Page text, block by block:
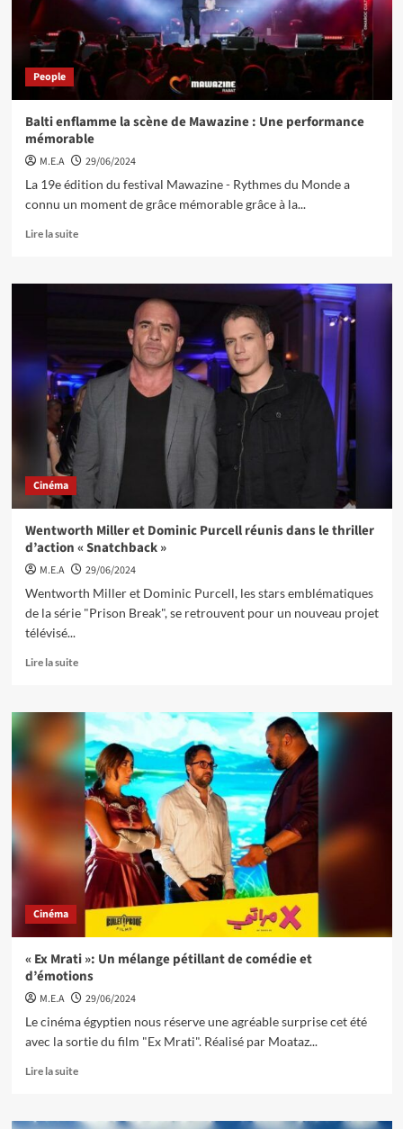
People
Balti enflamme la scène de Mawazine : Une performance
mémorable
M.E.A
29/06/2024
La 19e édition du festival Mawazine - Rythmes du Monde a
connu un moment de grâce mémorable grâce à la...
Lire la suite
Cinéma
Wentworth Miller et Dominic Purcell réunis dans le thriller
d’action « Snatchback »
M.E.A
29/06/2024
Wentworth Miller et Dominic Purcell, les stars emblématiques
de la série "Prison Break", se retrouvent pour un nouveau projet
télévisé...
Lire la suite
Cinéma
« Ex Mrati »: Un mélange pétillant de comédie et
d’émotions
M.E.A
29/06/2024
Le cinéma égyptien nous réserve une agréable surprise cet été
avec la sortie du film "Ex Mrati". Réalisé par Moataz...
Lire la suite